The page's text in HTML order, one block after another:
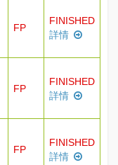
FP
FINISHED
詳情
FP
FINISHED
詳情
FP
FINISHED
詳情